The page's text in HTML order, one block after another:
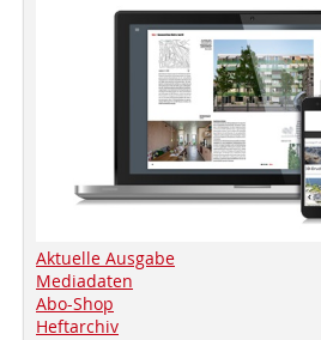
Aktuelle Ausgabe
Mediadaten
Abo-Shop
Heftarchiv